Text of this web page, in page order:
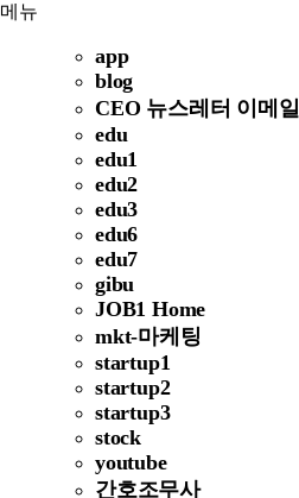
메뉴
app
blog
CEO 뉴스레터 이메
edu
edu1
edu2
edu3
edu6
edu7
gibu
JOB1 Home
mkt-마케팅
startup1
startup2
startup3
stock
youtube
간호조무사